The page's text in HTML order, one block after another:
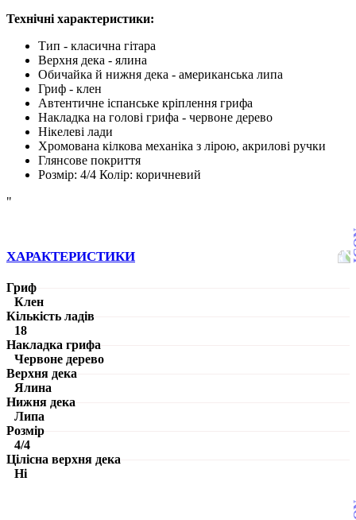
Технічні характеристики:
Тип - класична гітара
Верхня дека - ялина
Обичайка й нижня дека - американська липа
Гриф - клен
Автентичне іспанське кріплення грифа
Накладка на голові грифа - червоне дерево
Нікелеві лади
Хромована кілкова механіка з лірою, акрилові ручки
Глянсове покриття
Розмір: 4/4 Колір: коричневий
"
ХАРАКТЕРИСТИКИ
Гриф
Клен
Кількість ладів
18
Накладка грифа
Червоне дерево
Верхня дека
Ялина
Нижня дека
Липа
Розмір
4/4
Цілісна верхня дека
Ні